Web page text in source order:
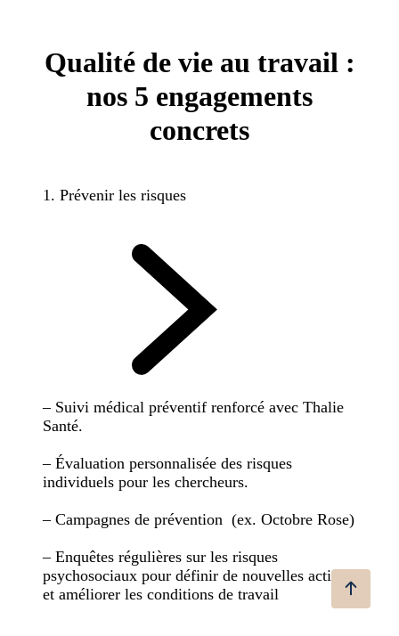
Qualité de vie au travail :
nos 5 engagements
concrets
1. Prévenir les risques
– Suivi médical préventif renforcé avec Thalie
Santé.
– Évaluation personnalisée des risques
individuels pour les chercheurs.
– Campagnes de prévention (ex. Octobre Rose)
– Enquêtes régulières sur les risques
psychosociaux pour définir de nouvelles actions
et améliorer les conditions de travail